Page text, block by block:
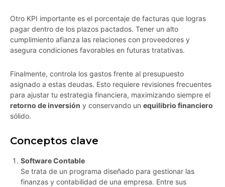
Otro KPI importante es el porcentaje de facturas que logras
pagar dentro de los plazos pactados. Tener un alto
cumplimiento afianza las relaciones con proveedores y
asegura condiciones favorables en futuras tratativas.
Finalmente, controla los gastos frente al presupuesto
asignado a estas deudas. Esto requiere revisiones frecuentes
para ajustar tu estrategia financiera, maximizando siempre el
retorno de inversión y conservando un equilibrio financiero
sólido.
Conceptos clave
Software Contable
Se trata de un programa diseñado para gestionar las
finanzas y contabilidad de una empresa. Entre sus